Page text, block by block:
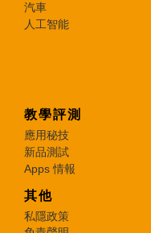
汽車
人工智能
教學評測
應用秘技
新品測試
Apps 情報
其他
私隱政策